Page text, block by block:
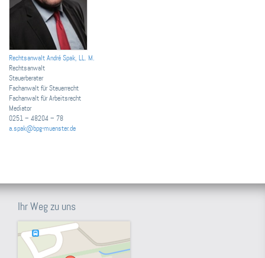
Rechtsanwalt André Spak, LL. M.
Rechtsanwalt
Steuerberater
Fachanwalt für Steuerrecht
Fachanwalt für Arbeitsrecht
Mediator
0251 – 48204 – 78
a.spak@bpg-muenster.de
Ihr Weg zu uns